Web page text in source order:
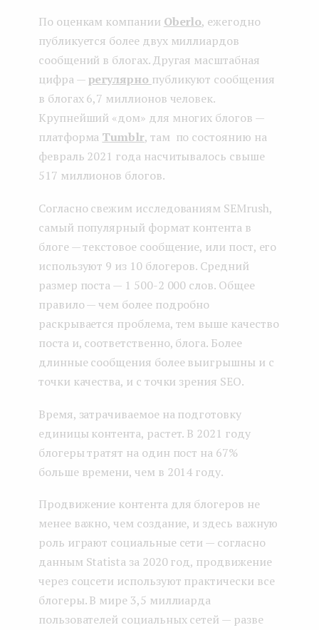
По оценкам компании Oberlo, ежегодно
публикуется более двух миллиардов
сообщений в блогах. Другая масштабная
цифра —регулярно публикуют сообщения
в блогах 6,7 миллионов человек.
Крупнейший «дом» для многих блогов —
платформа Tumblr, там по состоянию на
февраль 2021 года насчитывалось свыше
517 миллионов блогов.
Согласно свежим исследованиям SEMrush,
самый популярный формат контента в
блоге — текстовое сообщение, или пост, его
используют 9 из 10 блогеров. Средний
размер поста — 1 500-2 000 слов. Общее
правило — чем более подробно
раскрывается проблема, тем выше качество
поста и, соответственно, блога. Более
длинные сообщения более выигрышны и с
точки качества, и с точки зрения SEO.
Время, затрачиваемое на подготовку
единицы контента, растет. В 2021 году
блогеры тратят на один пост на 67%
больше времени, чем в 2014 году.
Продвижение контента для блогеров не
менее важно, чем создание, и здесь важную
роль играют социальные сети — согласно
данным Statista за 2020 год, продвижение
через соцсети используют практически все
блогеры. В мире 3,5 миллиарда
пользователей социальных сетей — разве